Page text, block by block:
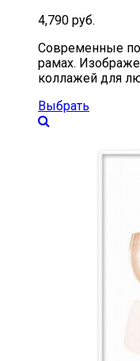
4,790 руб.
Современные
рамах.
коллажей для
Выбрать